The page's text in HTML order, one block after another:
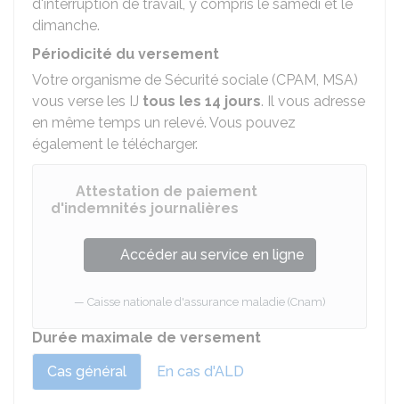
d'interruption de travail, y compris le samedi et le
dimanche.
Périodicité du versement
Votre organisme de Sécurité sociale (CPAM, MSA)
vous verse les IJ tous les 14 jours. Il vous adresse
en même temps un relevé. Vous pouvez
également le télécharger.
Attestation de paiement
d'indemnités journalières
Accéder au service en ligne
Caisse nationale d'assurance maladie (Cnam)
Durée maximale de versement
Cas général
En cas d'ALD